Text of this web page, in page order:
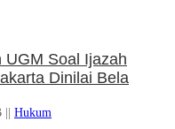
Adriansyah
Kejagung
||Hukum
UGM Soal Ijazah
Dinilai Bela
Hukum